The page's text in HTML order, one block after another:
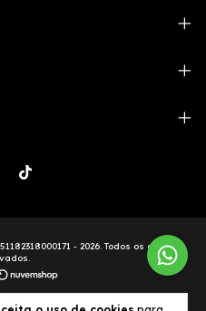
- 2026. Todos os direitos